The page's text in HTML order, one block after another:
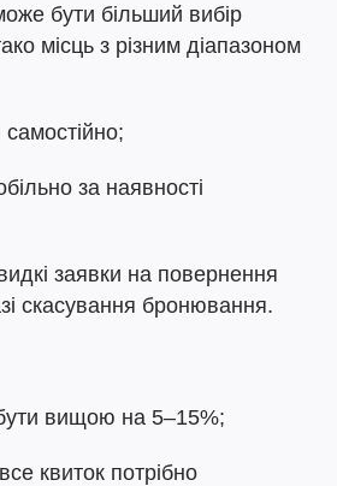
бути більший вибір
місць з різним діапазоном
самостійно;
за наявності
заявки на повернення
скасування бронювання.
вищою на 5–15%;
квиток потрібно